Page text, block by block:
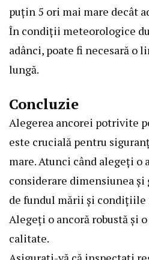
puțin 5 ori mai mare decât
În condiții meteorologice
adânci, poate fi necesară o
lungă.
Concluzie
Alegerea ancorei potrivite
este crucială pentru
mare. Atunci când alegeți o
considerare dimensiunea
de fundul mării și condițiile
Alegeți o ancoră robustă și
calitate.